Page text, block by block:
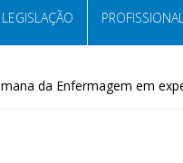
LEGISLAÇÃO
da Enfermagem em